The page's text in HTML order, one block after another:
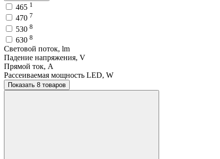
465 1
470 7
530 8
630 8
Световой поток, lm
Падение напряжения, V
Прямой ток, A
Рассеиваемая мощность LED, W
Показать 8 товаров